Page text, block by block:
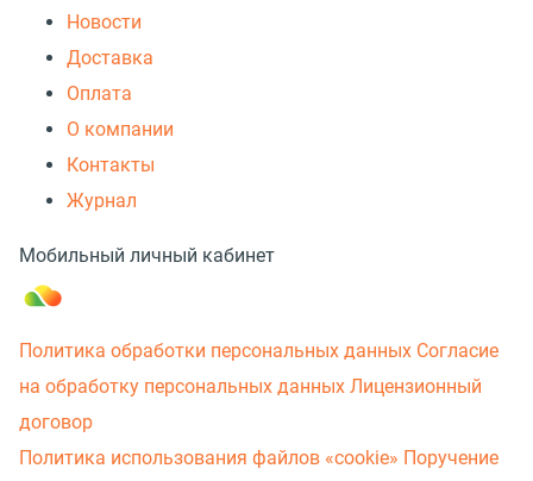
Новости
Доставка
Оплата
О компании
Контакты
Журнал
Мобильный личный кабинет
Политика обработки персональных данных Согласие
на обработку персональных данных Лицензионный
договор
Политика использования файлов «cookie» Поручение